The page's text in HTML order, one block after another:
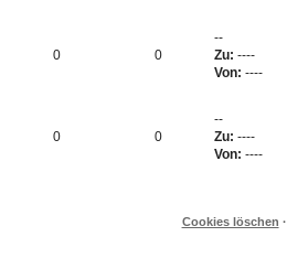
0 0
--
Zu: ----
Von: ----
0 0
--
Zu: ----
Von: ----
Cookies löschen ·